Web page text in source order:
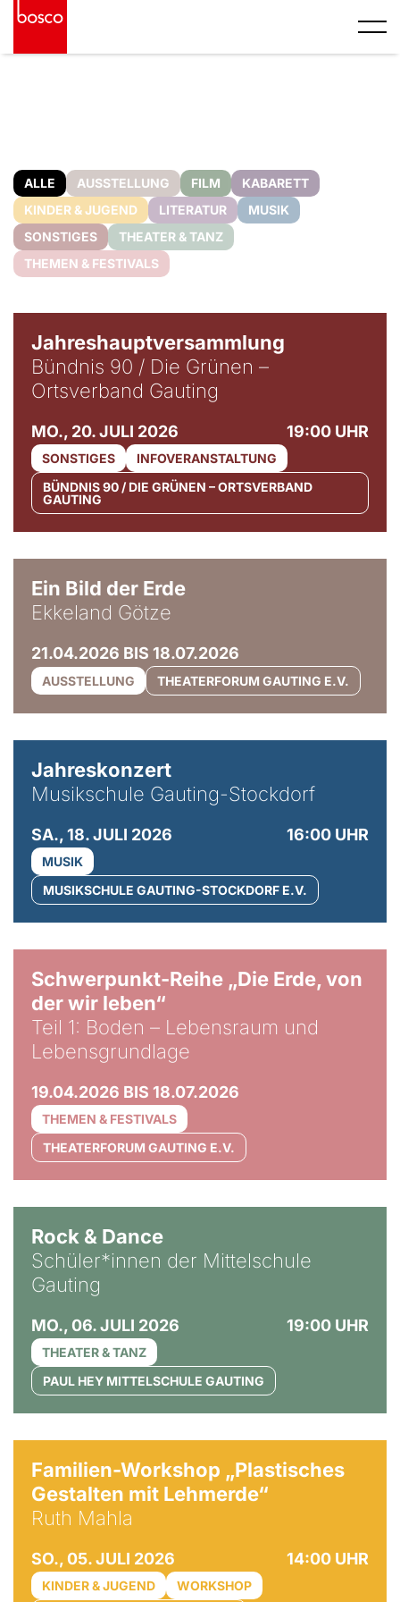
ALLE AUSSTELLUNG FILM
KABARETT
KINDER & JUGEND
LITERATUR
MUSIK
SONSTIGES
THEATER & TANZ
THEMEN & FESTIVALS
Jahreshauptversammlung
Bündnis 90 / Die Grünen –
Ortsverband Gauting
MO., 20. JULI 2026 19:00 UHR
SONSTIGES
INFOVERANSTALTUNG
BÜNDNIS 90 / DIE GRÜNEN – ORTSVERBAND
GAUTING
Ein Bild der Erde
Ekkeland Götze
21.04.2026 BIS 18.07.2026
AUSSTELLUNG THEATERFORUM GAUTING E.V.
Jahreskonzert
Musikschule Gauting-Stockdorf
SA., 18. JULI 2026 16:00 UHR
MUSIK
MUSIKSCHULE GAUTING-STOCKDORF E.V.
Schwerpunkt-Reihe „Die Erde, von
der wir leben“
Teil 1: Boden – Lebensraum und
Lebensgrundlage
19.04.2026 BIS 18.07.2026
THEMEN & FESTIVALS
THEATERFORUM GAUTING E.V.
Rock & Dance
Schüler*innen der Mittelschule
Gauting
MO., 06. JULI 2026 19:00 UHR
THEATER & TANZ
PAUL HEY MITTELSCHULE GAUTING
Familien-Workshop „Plastisches
Gestalten mit Lehmerde“
Ruth Mahla
SO., 05. JULI 2026 14:00 UHR
KINDER & JUGEND WORKSHOP